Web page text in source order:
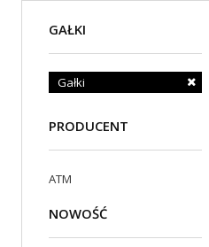
GAŁKI
Gałki
PRODUCENT
ATM
NOWOŚĆ